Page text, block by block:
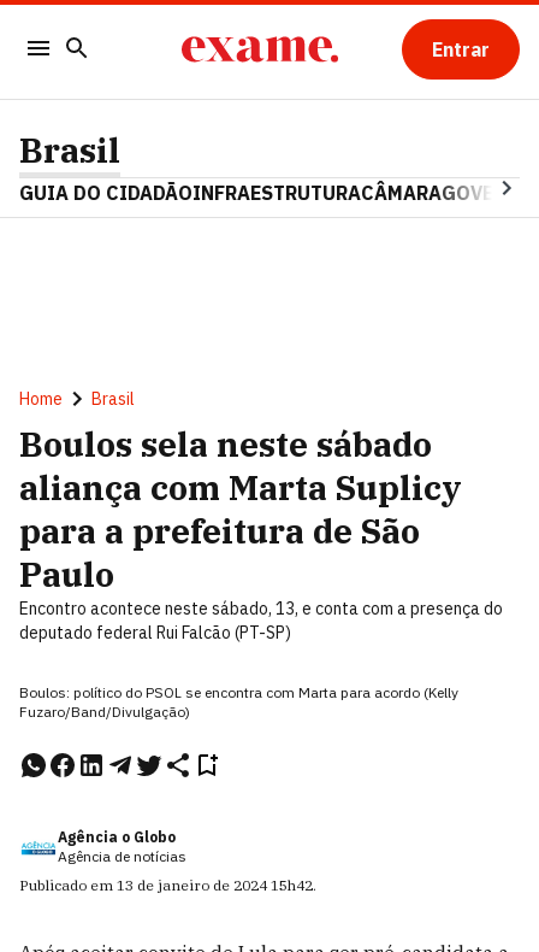
Entrar
Brasil
GUIA DO CIDADÃOINFRAESTRUTURACÂMARAGOVERNO
Home Brasil
Boulos sela neste sábado
aliança com Marta Suplicy
para a prefeitura de São
Paulo
Encontro acontece neste sábado, 13, e conta com a presença do
deputado federal Rui Falcão (PT-SP)
Boulos: político do PSOL se encontra com Marta para acordo (Kelly
Fuzaro/Band/Divulgação)
Agência o Globo
Agência de notícias
Publicado em 13 de janeiro de 2024 15h42.